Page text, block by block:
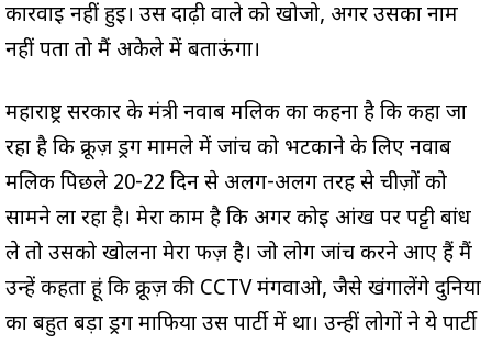
कार्रवाई नहीं हुई। उस दाढ़ी वाले को खोजो, अगर उसका नाम
नहीं पता तो मैं अकेले में बताऊंगा।
महाराष्ट्र सरकार के मंत्री नवाब मलिक का कहना है कि कहा जा
रहा है कि क्रूज़ ड्रग मामले में जांच को भटकाने के लिए नवाब
मलिक पिछले 20-22 दिन से अलग-अलग तरह से चीज़ों को
सामने ला रहा है। मेरा काम है कि अगर कोई आंख पर पट्टी बांध
ले तो उसको खोलना मेरा फर्ज़ है। जो लोग जांच करने आए हैं मैं
उन्हें कहता हूं कि क्रूज़ की CCTV मंगवाओ, जैसे खंगालेंगे दुनिया
का बहुत बड़ा ड्रग माफिया उस पार्टी में था। उन्हीं लोगों ने ये पार्टी